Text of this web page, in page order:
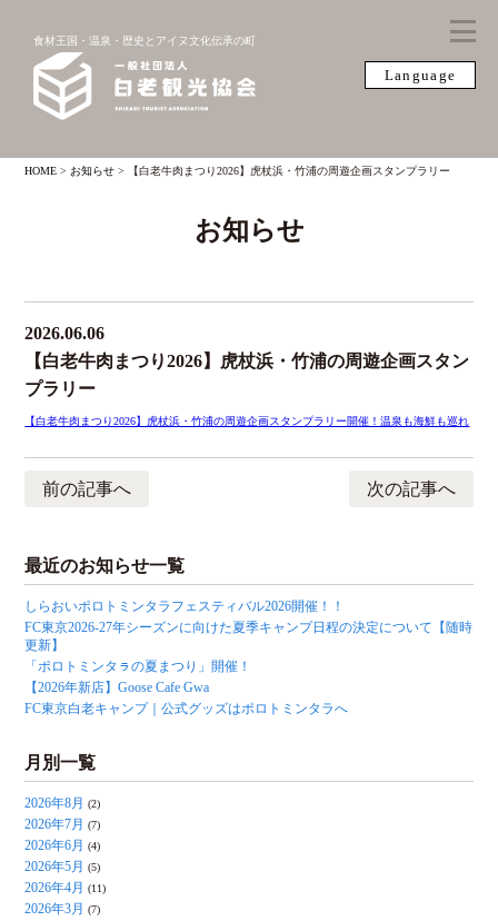
Language
食材王国・温泉・歴史とアイヌ文化伝承の町
HOME >お知らせ > 【白老牛肉まつり2026】虎杖浜・竹浦の周遊企画スタンプラリー
お知らせ
2026.06.06
【白老牛肉まつり2026】虎杖浜・竹浦の周遊企画スタン
プラリー
【白老牛肉まつり2026】虎杖浜・竹浦の周遊企画スタンプラリー開催！温泉も海鮮も巡れ
前の記事へ 次の記事へ
最近のお知らせ一覧
しらおいポロトミンタラフェスティバル2026開催！！
FC東京2026-27年シーズンに向けた夏季キャンプ日程の決定について【随時
更新】
「ポロトミンタㇻの夏まつり」開催！
【2026年新店】Goose Cafe Gwa
FC東京白老キャンプ｜公式グッズはポロトミンタラへ
月別一覧
2026年8月 (2)
2026年7月 (7)
2026年6月 (4)
2026年5月 (5)
2026年4月 (11)
2026年3月 (7)